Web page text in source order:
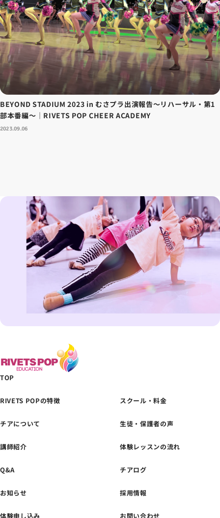
BEYOND STADIUM 2023 in むさプラ出演報告～リハーサル・第1
部本番編～｜RIVETS POP CHEER ACADEMY
2023.09.06
体験レッスンの
お申し込みはこちら
TOP
RIVETS POPの特徴 スクール・料金
チアについて 生徒・保護者の声
講師紹介 体験レッスンの流れ
Q&A チアログ
お知らせ 採用情報
体験申し込み お問い合わせ